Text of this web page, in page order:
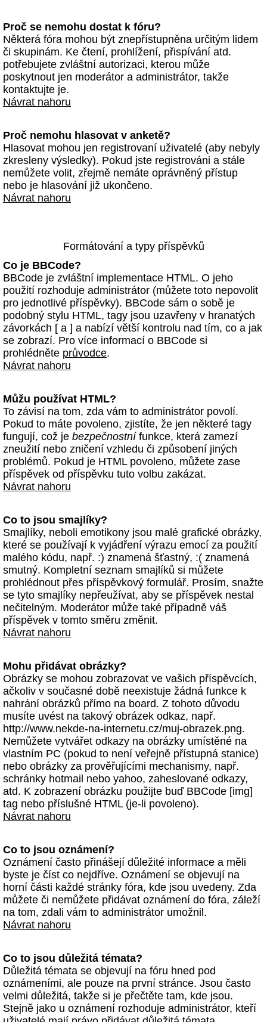
Proč se nemohu dostat k fóru?
Některá fóra mohou být znepřístupněna určitým lidem
či skupinám. Ke čtení, prohlížení, přispívání atd.
potřebujete zvláštní autorizaci, kterou může
poskytnout jen moderátor a administrátor, takže
kontaktujte je.
Návrat nahoru
Proč nemohu hlasovat v anketě?
Hlasovat mohou jen registrovaní uživatelé (aby nebyly
zkresleny výsledky). Pokud jste registrováni a stále
nemůžete volit, zřejmě nemáte oprávněný přístup
nebo je hlasování již ukončeno.
Návrat nahoru
Formátování a typy příspěvků
Co je BBCode?
BBCode je zvláštní implementace HTML. O jeho
použití rozhoduje administrátor (můžete toto nepovolit
pro jednotlivé příspěvky). BBCode sám o sobě je
podobný stylu HTML, tagy jsou uzavřeny v hranatých
závorkách [ a ] a nabízí větší kontrolu nad tím, co a jak
se zobrazí. Pro více informací o BBCode si
prohlédněte průvodce.
Návrat nahoru
Můžu používat HTML?
To závisí na tom, zda vám to administrátor povolí.
Pokud to máte povoleno, zjistíte, že jen některé tagy
fungují, což je bezpečnostnífunkce, která zamezí
zneužití nebo zničení vzhledu či způsobení jiných
problémů. Pokud je HTML povoleno, můžete zase
příspěvek od příspěvku tuto volbu zakázat.
Návrat nahoru
Co to jsou smajlíky?
Smajlíky, neboli emotikony jsou malé grafické obrázky,
které se používají k vyjádření výrazu emocí za použití
malého kódu, např. :) znamená šťastný, :( znamená
smutný. Kompletní seznam smajlíků si můžete
prohlédnout přes příspěvkový formulář. Prosím, snažte
se tyto smajlíky nepřeužívat, aby se příspěvek nestal
nečitelným. Moderátor může také případně váš
příspěvek v tomto směru změnit.
Návrat nahoru
Mohu přidávat obrázky?
Obrázky se mohou zobrazovat ve vašich příspěvcích,
ačkoliv v současné době neexistuje žádná funkce k
nahrání obrázků přímo na board. Z tohoto důvodu
musíte uvést na takový obrázek odkaz, např.
http://www.nekde-na-internetu.cz/muj-obrazek.png.
Nemůžete vytvářet odkazy na obrázky umístěné na
vlastním PC (pokud to není veřejně přístupná stanice)
nebo obrázky za prověřujícími mechanismy, např.
schránky hotmail nebo yahoo, zaheslované odkazy,
atd. K zobrazení obrázku použijte buď BBCode [img]
tag nebo příslušné HTML (je-li povoleno).
Návrat nahoru
Co to jsou oznámení?
Oznámení často přinášejí důležité informace a měli
byste je číst co nejdříve. Oznámení se objevují na
horní části každé stránky fóra, kde jsou uvedeny. Zda
můžete či nemůžete přidávat oznámení do fóra, záleží
na tom, zdali vám to administrátor umožnil.
Návrat nahoru
Co to jsou důležitá témata?
Důležitá témata se objevují na fóru hned pod
oznámeními, ale pouze na první stránce. Jsou často
velmi důležitá, takže si je přečtěte tam, kde jsou.
Stejně jako u oznámení rozhoduje administrátor, kteří